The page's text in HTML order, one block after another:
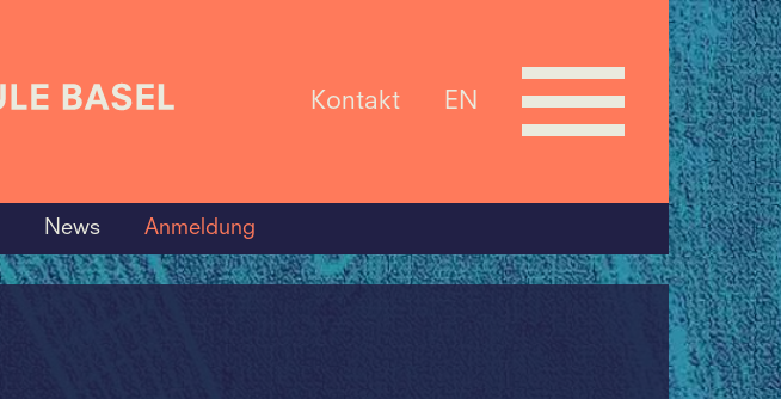
Kontakt EN
News Anmeldung